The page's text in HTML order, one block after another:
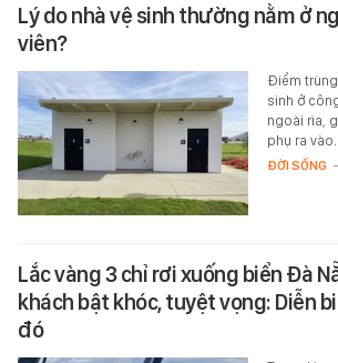
Lý do nhà vệ sinh thường nằm ở
viên?
Điểm
sinh ở
ngoài rìa,
phụ ra vào.
ĐỜI SỐNG -
Lắc vàng 3 chỉ rơi xuống biển Đà
khách bật khóc, tuyệt vọng: Diễn
đó